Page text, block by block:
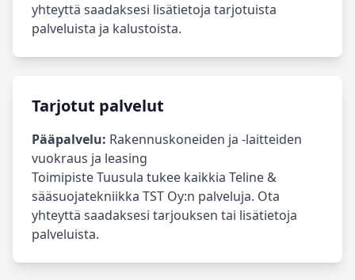
yhteyttä saadaksesi lisätietoja tarjotuista
palveluista ja kalustoista.
Tarjotut palvelut
Pääpalvelu: Rakennuskoneiden ja -laitteiden
vuokraus ja leasing
Toimipiste Tuusula tukee kaikkia Teline &
sääsuojatekniikka TST Oy:n palveluja. Ota
yhteyttä saadaksesi tarjouksen tai lisätietoja
palveluista.